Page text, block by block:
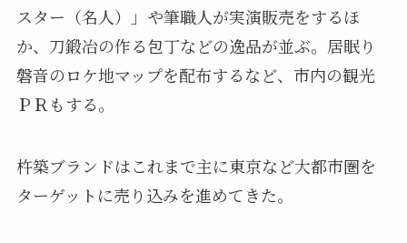
スター（名人）」や筆職人が実演販売をするほ
か、刀鍛冶の作る包丁などの逸品が並ぶ。居眠り
磐音のロケ地マップを配布するなど、市内の観光
ＰＲもする。
杵築ブランドはこれまで主に東京など大都市圏を
ターゲットに売り込みを進めてきた。